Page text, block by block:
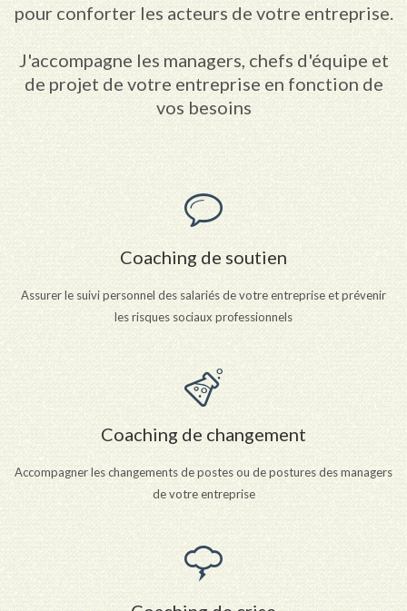
pour conforter les acteurs de votre entreprise.
J'accompagne les managers, chefs d'équipe et
de projet de votre entreprise en fonction de
vos besoins
Coaching de soutien
Assurer le suivi personnel des salariés de votre entreprise et prévenir
les risques sociaux professionnels
Coaching de changement
Accompagner les changements de postes ou de postures des managers
de votre entreprise